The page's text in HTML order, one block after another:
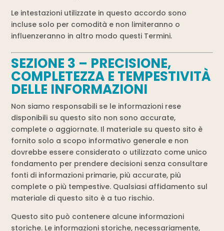
Le intestazioni utilizzate in questo accordo sono
incluse solo per comodità e non limiteranno o
influenzeranno in altro modo questi Termini.
SEZIONE 3 – PRECISIONE,
COMPLETEZZA E TEMPESTIVITÀ
DELLE INFORMAZIONI
Non siamo responsabili se le informazioni rese
disponibili su questo sito non sono accurate,
complete o aggiornate. Il materiale su questo sito è
fornito solo a scopo informativo generale e non
dovrebbe essere considerato o utilizzato come unico
fondamento per prendere decisioni senza consultare
fonti di informazioni primarie, più accurate, più
complete o più tempestive. Qualsiasi affidamento sul
materiale di questo sito è a tuo rischio.
Questo sito può contenere alcune informazioni
storiche. Le informazioni storiche, necessariamente,